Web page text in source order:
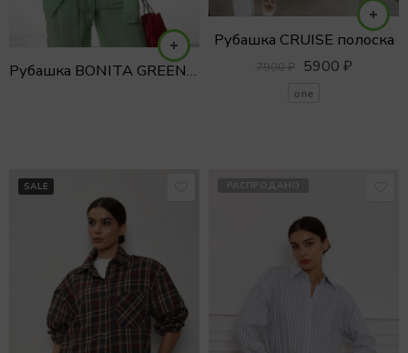
Рубашка BONITA GREEN с вышивкой
Рубашка CRUISE полоска
7900₽ 5900 ₽
one
SALE РАСПРОДАНО